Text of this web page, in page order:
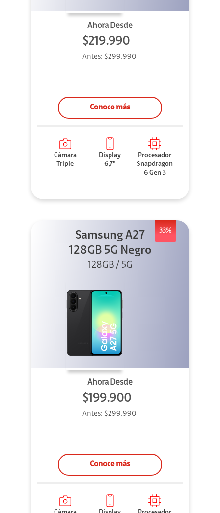
Ahora Desde
$219.990
Antes: $299.990
Conoce más
Cámara
Triple
Display
6,7"
Procesador
Snapdragon
6 Gen 3
33%
Samsung A27
128GB 5G Negro
128GB / 5G
Ahora Desde
$199.900
Antes: $299.990
Conoce más